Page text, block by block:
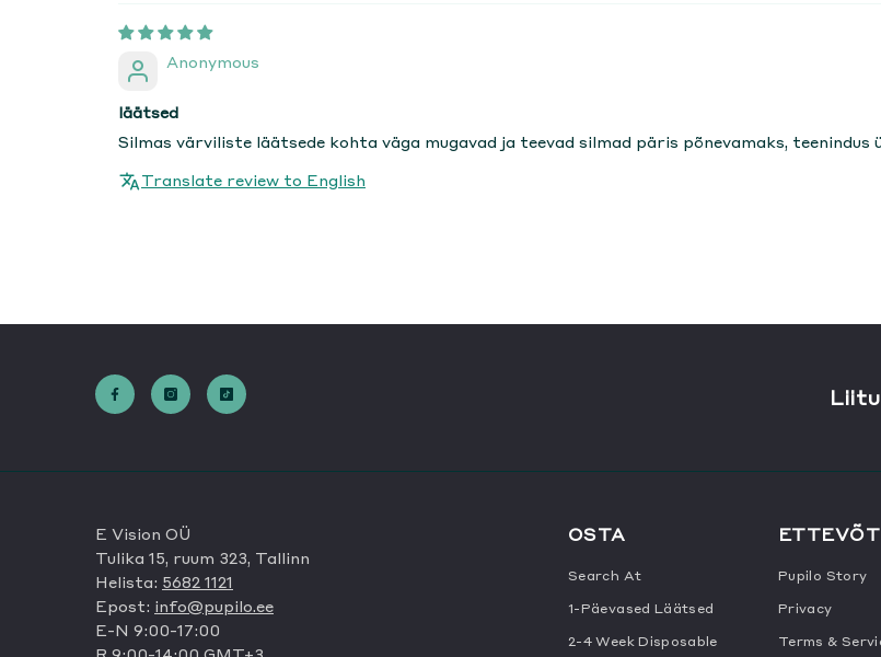
Anonymous
läätsed
Silmas värviliste läätsede kohta väga mugavad ja teevad silmad päris põnevamaks, teenindus
Translate review to English
E Vision OÜ
Tulika 15, ruum 323, Tallinn
Helista: 5682 1121
Epost: info@pupilo.ee
E-N 9:00-17:00
OSTA
Search At
1-Päevased Läätsed
2-4 Week Disposable
Pupilo Story
Privacy
Terms &